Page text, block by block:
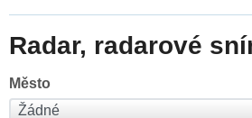
Radar, radarové
Město